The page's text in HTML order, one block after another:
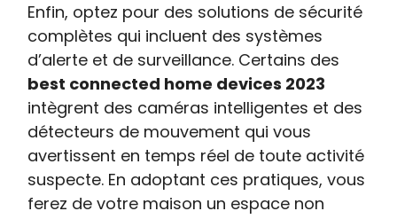
Enfin, optez pour des solutions de sécurité
complètes qui incluent des systèmes
d’alerte et de surveillance. Certains des
best connected home devices 2023
intègrent des caméras intelligentes et des
détecteurs de mouvement qui vous
avertissent en temps réel de toute activité
suspecte. En adoptant ces pratiques, vous
ferez de votre maison un espace non